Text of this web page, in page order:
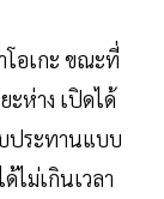
โอเกะ ขณะที่
ะห่าง เปิดได้
ประทานแบบ
ไม่เกินเวลา